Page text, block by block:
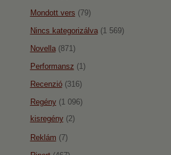
Mondott vers (79)
Nincs kategorizálva(1 569)
Novella(871)
Performansz (1)
Recenzió(316)
Regény(1 096)
kisregény(2)
Reklám (7)